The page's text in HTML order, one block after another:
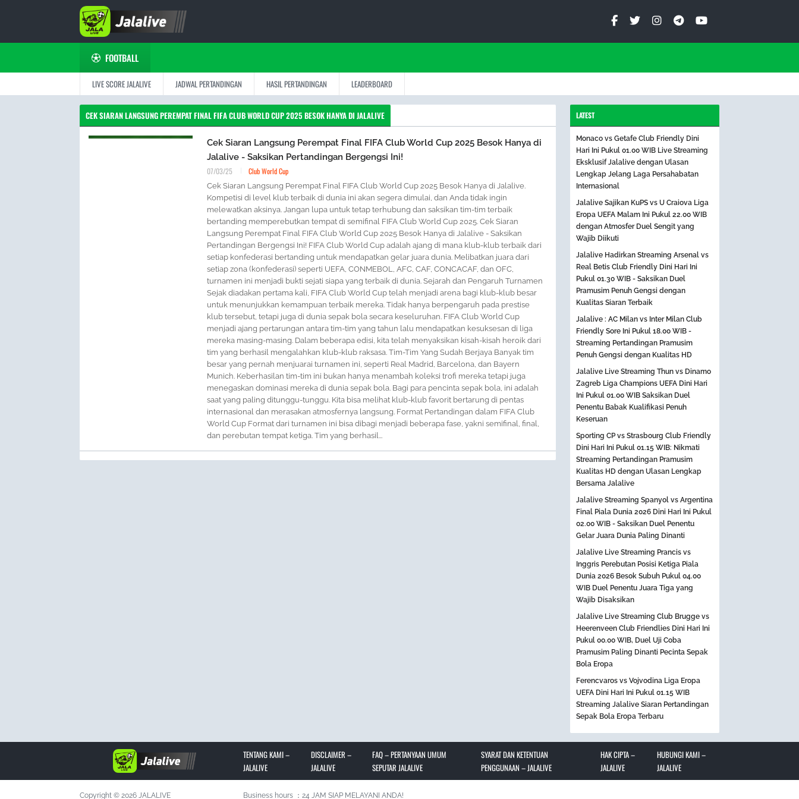
FOOTBALL
LIVE SCORE JALALIVE JADWAL PERTANDINGAN HASIL PERTANDINGAN LEADERBOARD
CEK SIARAN LANGSUNG PEREMPAT FINAL FIFA CLUB WORLD CUP 2025 BESOK HANYA DI JALALIVE
Cek Siaran Langsung Perempat Final FIFA Club World Cup 2025 Besok Hanya di
Jalalive - Saksikan Pertandingan Bergengsi Ini!
07/03/25 Club World Cup
Cek Siaran Langsung Perempat Final FIFA Club World Cup 2025 Besok Hanya di Jalalive.
Kompetisi di level klub terbaik di dunia ini akan segera dimulai, dan Anda tidak ingin
melewatkan aksinya. Jangan lupa untuk tetap terhubung dan saksikan tim-tim terbaik
bertanding memperebutkan tempat di semifinal FIFA Club World Cup 2025. Cek Siaran
Langsung Perempat Final FIFA Club World Cup 2025 Besok Hanya di Jalalive - Saksikan
Pertandingan Bergengsi Ini! FIFA Club World Cup adalah ajang di mana klub-klub terbaik dari
setiap konfederasi bertanding untuk mendapatkan gelar juara dunia. Melibatkan juara dari
setiap zona (konfederasi) seperti UEFA, CONMEBOL, AFC, CAF, CONCACAF, dan OFC,
turnamen ini menjadi bukti sejati siapa yang terbaik di dunia. Sejarah dan Pengaruh Turnamen
Sejak diadakan pertama kali, FIFA Club World Cup telah menjadi arena bagi klub-klub besar
untuk menunjukkan kemampuan terbaik mereka. Tidak hanya berpengaruh pada prestise
klub tersebut, tetapi juga di dunia sepak bola secara keseluruhan. FIFA Club World Cup
menjadi ajang pertarungan antara tim-tim yang tahun lalu mendapatkan kesuksesan di liga
mereka masing-masing. Dalam beberapa edisi, kita telah menyaksikan kisah-kisah heroik dari
tim yang berhasil mengalahkan klub-klub raksasa. Tim-Tim Yang Sudah Berjaya Banyak tim
besar yang pernah menjuarai turnamen ini, seperti Real Madrid, Barcelona, dan Bayern
Munich. Keberhasilan tim-tim ini bukan hanya menambah koleksi trofi mereka tetapi juga
menegaskan dominasi mereka di dunia sepak bola. Bagi para pencinta sepak bola, ini adalah
saat yang paling ditunggu-tunggu. Kita bisa melihat klub-klub favorit bertarung di pentas
internasional dan merasakan atmosfernya langsung. Format Pertandingan dalam FIFA Club
World Cup Format dari turnamen ini bisa dibagi menjadi beberapa fase, yakni semifinal, final,
dan perebutan tempat ketiga. Tim yang berhasil...
LATEST
Monaco vs Getafe Club Friendly Dini
Hari Ini Pukul 01.00 WIB Live Streaming
Eksklusif Jalalive dengan Ulasan
Lengkap Jelang Laga Persahabatan
Internasional
Jalalive Sajikan KuPS vs U Craiova Liga
Eropa UEFA Malam Ini Pukul 22.00 WIB
dengan Atmosfer Duel Sengit yang
Wajib Diikuti
Jalalive Hadirkan Streaming Arsenal vs
Real Betis Club Friendly Dini Hari Ini
Pukul 01.30 WIB - Saksikan Duel
Pramusim Penuh Gengsi dengan
Kualitas Siaran Terbaik
Jalalive : AC Milan vs Inter Milan Club
Friendly Sore Ini Pukul 18.00 WIB -
Streaming Pertandingan Pramusim
Penuh Gengsi dengan Kualitas HD
Jalalive Live Streaming Thun vs Dinamo
Zagreb Liga Champions UEFA Dini Hari
Ini Pukul 01.00 WIB Saksikan Duel
Penentu Babak Kualifikasi Penuh
Keseruan
Sporting CP vs Strasbourg Club Friendly
Dini Hari Ini Pukul 01.15 WIB: Nikmati
Streaming Pertandingan Pramusim
Kualitas HD dengan Ulasan Lengkap
Bersama Jalalive
Jalalive Streaming Spanyol vs Argentina
Final Piala Dunia 2026 Dini Hari Ini Pukul
02.00 WIB - Saksikan Duel Penentu
Gelar Juara Dunia Paling Dinanti
Jalalive Live Streaming Prancis vs
Inggris Perebutan Posisi Ketiga Piala
Dunia 2026 Besok Subuh Pukul 04.00
WIB Duel Penentu Juara Tiga yang
Wajib Disaksikan
Jalalive Live Streaming Club Brugge vs
Heerenveen Club Friendlies Dini Hari Ini
Pukul 00.00 WIB, Duel Uji Coba
Pramusim Paling Dinanti Pecinta Sepak
Bola Eropa
Ferencvaros vs Vojvodina Liga Eropa
UEFA Dini Hari Ini Pukul 01.15 WIB
Streaming Jalalive Siaran Pertandingan
Sepak Bola Eropa Terbaru
TENTANG KAMI –
JALALIVE
DISCLAIMER –
JALALIVE
FAQ – PERTANYAAN UMUM
SEPUTAR JALALIVE
SYARAT DAN KETENTUAN
PENGGUNAAN – JALALIVE
HAK CIPTA –
JALALIVE
HUBUNGI KAMI –
JALALIVE
Copyright © 2026 JALALIVE Business hours ：24 JAM SIAP MELAYANI ANDA!